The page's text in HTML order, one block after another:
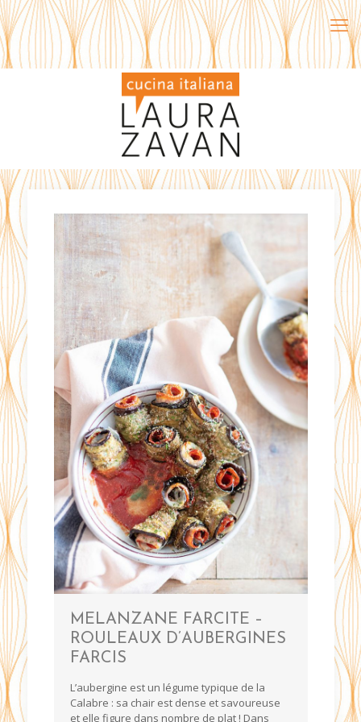
MELANZANE FARCITE –
ROULEAUX D’AUBERGINES
FARCIS
L’aubergine est un légume typique de la
Calabre : sa chair est dense et savoureuse
et elle figure dans nombre de plat ! Dans